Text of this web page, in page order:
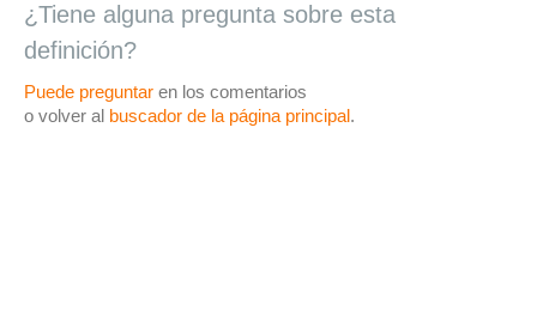
¿Tiene alguna pregunta sobre esta
definición?
Puede preguntar en los comentarios
o volver al buscador de la página principal.